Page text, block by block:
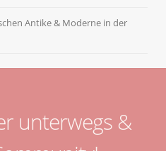
Antike & Moderne in der
unterwegs &